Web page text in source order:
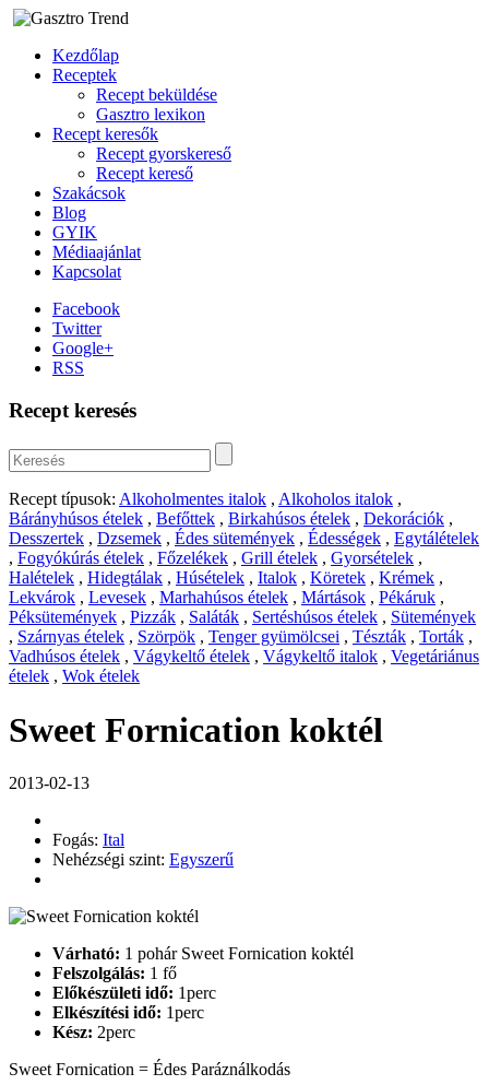
Kezdőlap
Receptek
Recept beküldése
Gasztro lexikon
Recept keresők
Recept gyorskereső
Recept kereső
Szakácsok
Blog
GYIK
Médiaajánlat
Kapcsolat
Facebook
Twitter
Google+
RSS
Recept keresés
Recept típusok: Alkoholmentes italok , Alkoholos italok ,
Bárányhúsos ételek , Befőttek , Birkahúsos ételek , Dekorációk ,
Desszertek , Dzsemek , Édes sütemények , Édességek , Egytálételek
, Fogyókúrás ételek , Főzelékek , Grill ételek , Gyorsételek ,
Halételek , Hidegtálak , Húsételek , Italok , Köretek , Krémek ,
Lekvárok , Levesek , Marhahúsos ételek , Mártások , Pékáruk ,
Péksütemények , Pizzák , Saláták , Sertéshúsos ételek , Sütemények
, Szárnyas ételek , Szörpök , Tenger gyümölcsei , Tészták , Torták ,
Vadhúsos ételek , Vágykeltő ételek , Vágykeltő italok , Vegetáriánus
ételek , Wok ételek
Sweet Fornication koktél
2013-02-13
Fogás: Ital
Nehézségi szint: Egyszerű
Várható: 1 pohár Sweet Fornication koktél
Felszolgálás: 1 fő
Előkészületi idő: 1perc
Elkészítési idő: 1perc
Kész: 2perc
Sweet Fornication = Édes Paráználkodás